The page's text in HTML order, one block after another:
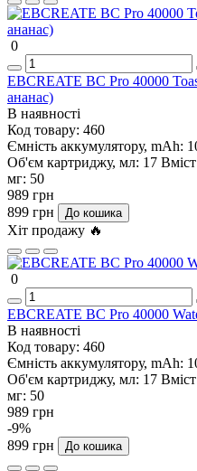
0
EBCREATE BC Pro 40000
ананас)
В наявності
Код товару: 460
Ємність аккумулятору, mAh:
Об'єм картриджу, мл: 17
мг: 50
989 грн
899 грн
До кошика
Хіт продажу 🔥
0
EBCREATE BC Pro 40000
В наявності
Код товару: 460
Ємність аккумулятору, mAh:
Об'єм картриджу, мл: 17
мг: 50
989 грн
-9%
899 грн
До кошика